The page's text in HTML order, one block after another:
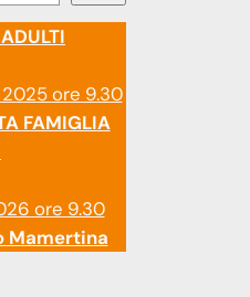
ore 9.30
FAMIGLIA
ore 9.30
Mamertina